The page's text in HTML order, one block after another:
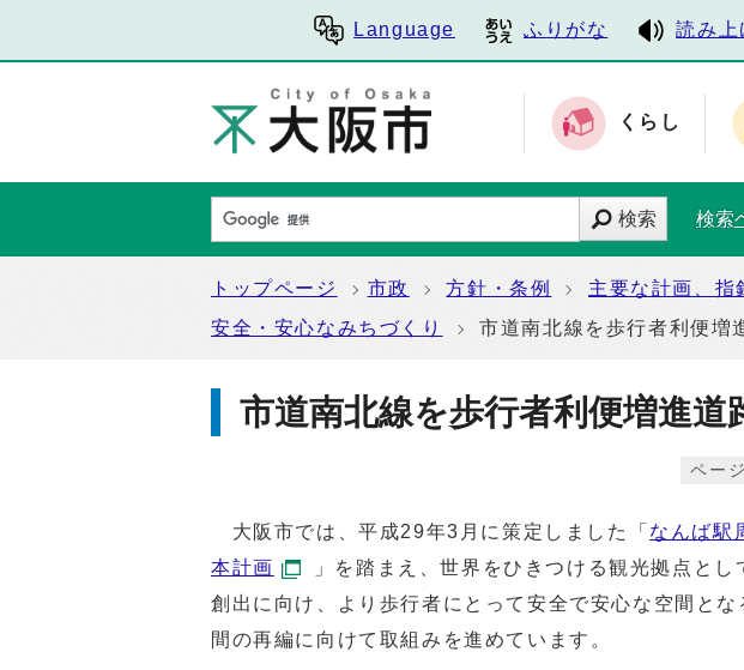
Language ふりがな 読み上
くらし
検索 検索
トップページ 市政 方針・条例 主要な計画、指
安全・安心なみちづくり
市道南北線を歩行者利便増
市道南北線を歩行者利便増進道
ペー
大阪市では、平成29年3月に策定しました「 なんば駅
本計画
」を踏まえ、世界をひきつける観光拠点と
創出に向け、より歩行者にとって安全で安心な空間と
間の再編に向けて取組みを進めています。